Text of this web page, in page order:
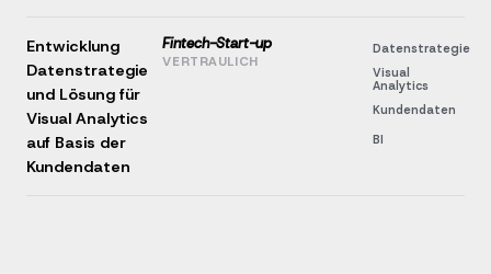
Entwicklung
Datenstrategie
und Lösung für
Visual Analytics
auf Basis der
Kundendaten
Fintech-Start-up
VERTRAULICH
Datenstrategie
Visual
Analytics
Kundendaten
BI